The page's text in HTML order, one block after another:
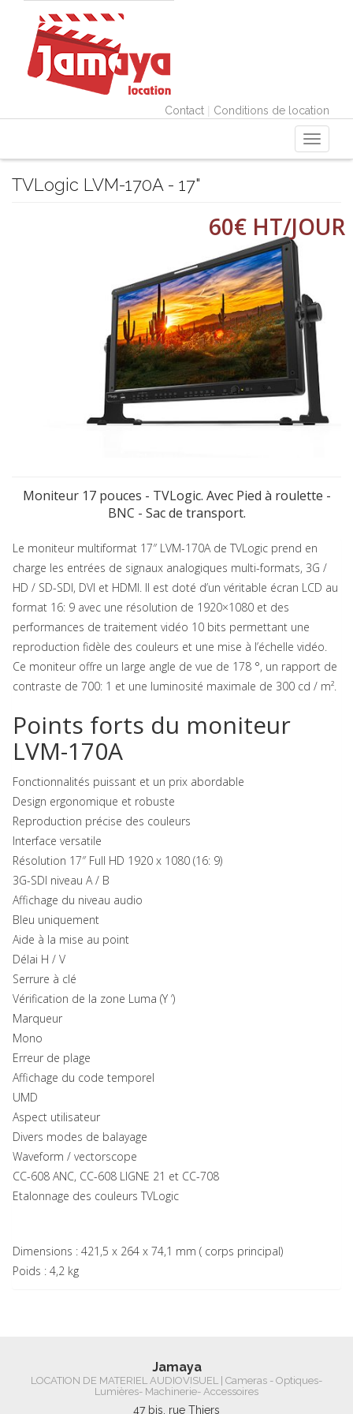
Contact | Conditions de location
Toggle
TVLogic LVM-170A - 17"
60€ HT/JOUR
Moniteur 17 pouces - TVLogic. Avec Pied à roulette -
BNC - Sac de transport.
Le moniteur multiformat 17″ LVM-170A de TVLogic prend en
charge les entrées de signaux analogiques multi-formats, 3G /
HD / SD-SDI, DVI et HDMI. Il est doté d’un véritable écran LCD au
format 16: 9 avec une résolution de 1920×1080 et des
performances de traitement vidéo 10 bits permettant une
reproduction fidèle des couleurs et une mise à l’échelle vidéo.
Ce moniteur offre un large angle de vue de 178 °, un rapport de
contraste de 700: 1 et une luminosité maximale de 300 cd / m².
Points forts du moniteur
LVM-170A
Fonctionnalités puissant et un prix abordable
Design ergonomique et robuste
Reproduction précise des couleurs
Interface versatile
Résolution 17″ Full HD 1920 x 1080 (16: 9)
3G-SDI niveau A / B
Affichage du niveau audio
Bleu uniquement
Aide à la mise au point
Délai H / V
Serrure à clé
Vérification de la zone Luma (Y ‘)
Marqueur
Mono
Erreur de plage
Affichage du code temporel
UMD
Aspect utilisateur
Divers modes de balayage
Waveform / vectorscope
CC-608 ANC, CC-608 LIGNE 21 et CC-708
Etalonnage des couleurs TVLogic
Dimensions : 421,5 x 264 x 74,1 mm ( corps principal)
Poids : 4,2 kg
Jamaya
LOCATION DE MATERIEL AUDIOVISUEL | Cameras - Optiques-
Lumières- Machinerie- Accessoires
47 bis, rue Thiers